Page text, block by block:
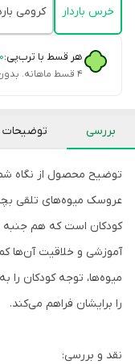
خرس باردار کرومی
هر قسط با ترب‌پی:
۴ قسط ماهانه. بدون سود، چک و ضامن.
بررسی توضیحات
توضیح محصول از نگاه
عروسک میوه‌های تلقی
کودکان است که هم جنبه
آموزشی و خلاقیت آن‌ها
میوه‌ها، توجه کودکان
را برایشان فراهم می‌کند.
نقد و بررسی: